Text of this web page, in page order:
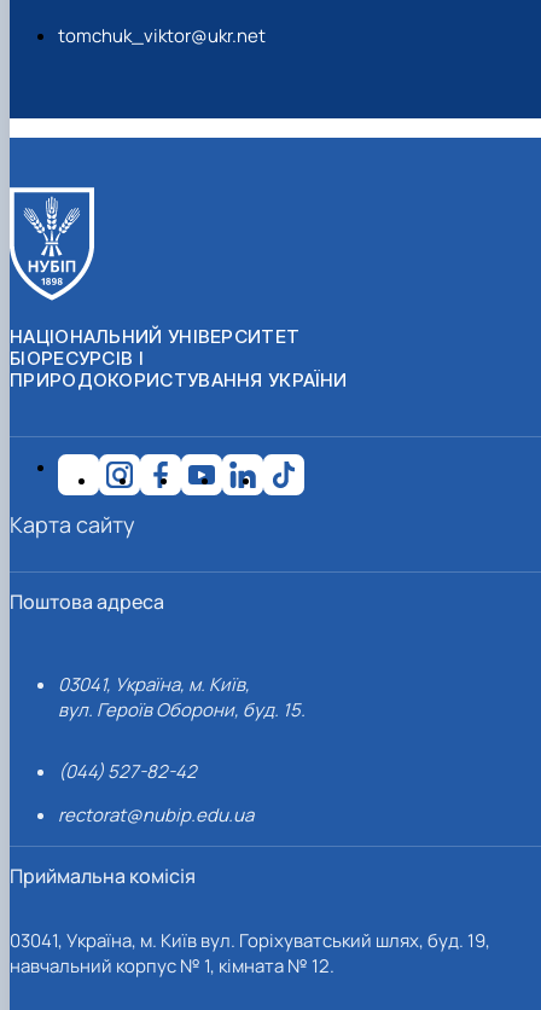
tomchuk_viktor@ukr.net
НАЦІОНАЛЬНИЙ УНІВЕРСИТЕТ
БІОРЕСУРСІВ І
ПРИРОДОКОРИСТУВАННЯ УКРАЇНИ
Поштова адреса
03041, Україна, м. Київ,
вул. Героїв Оборони, буд. 15.
(044) 527-82-42
rectorat@nubip.edu.ua
Приймальна комісія
03041, Україна, м. Київ вул. Горіхуватський шлях, буд. 19,
навчальний корпус № 1, кімната № 12.
Карта сайту